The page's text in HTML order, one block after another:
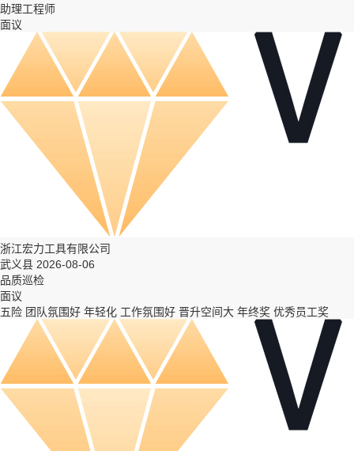
助理工程师
面议
浙江宏力工具有限公司
武义县 2026-08-06
品质巡检
面议
五险 团队氛围好 年轻化 工作氛围好 晋升空间大 年终奖 优秀员工奖